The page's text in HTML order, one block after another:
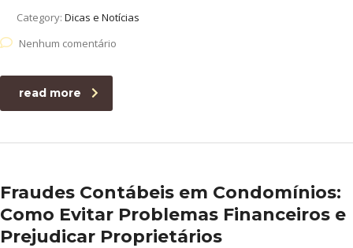
Category: Dicas e Notícias
Nenhum comentário
read more
Fraudes Contábeis em Condomínios:
Como Evitar Problemas Financeiros e
Prejudicar Proprietários